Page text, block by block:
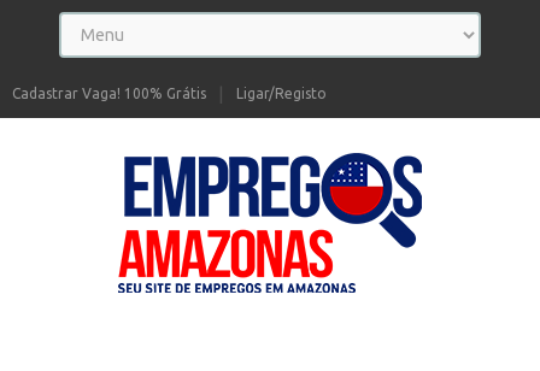
Ligar/Registo
Cadastrar Vaga! 100% Grátis